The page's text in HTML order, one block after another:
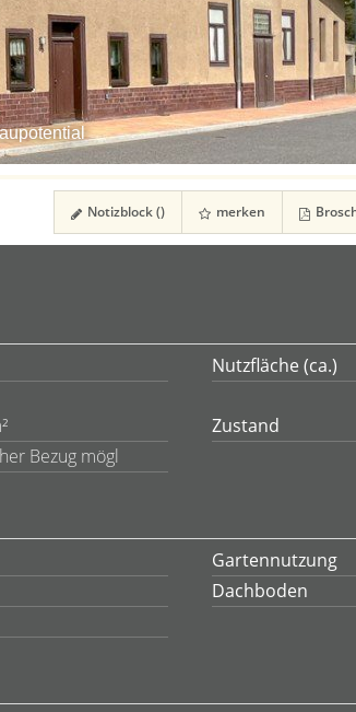
Notizblock () merken
Nutzfläche (ca.)
Zustand
Bezug mögl
Gartennutzung
Dachboden